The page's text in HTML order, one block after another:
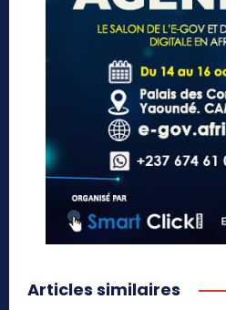
Articles similaires